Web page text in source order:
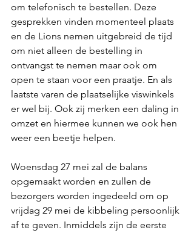
om telefonisch te bestellen. Deze
gesprekken vinden momenteel plaats
en de Lions nemen uitgebreid de tijd
om niet alleen de bestelling in
ontvangst te nemen maar ook om
open te staan voor een praatje. En als
laatste varen de plaatselijke viswinkels
er wel bij. Ook zij merken een daling in
omzet en hiermee kunnen we ook hen
weer een beetje helpen.
Woensdag 27 mei zal de balans
opgemaakt worden en zullen de
bezorgers worden ingedeeld om op
vrijdag 29 mei de kibbeling persoonlijk
af te geven. Inmiddels zijn de eerste